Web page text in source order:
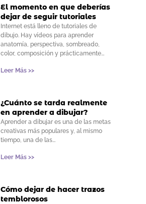
El momento en que deberías
dejar de seguir tutoriales
Internet está lleno de tutoriales de
dibujo. Hay vídeos para aprender
anatomía, perspectiva, sombreado,
color, composición y prácticamente
Leer Más >>
¿Cuánto se tarda realmente
en aprender a dibujar?
Aprender a dibujar es una de las metas
creativas más populares y, al mismo
tiempo, una de las
Leer Más >>
Cómo dejar de hacer trazos
temblorosos